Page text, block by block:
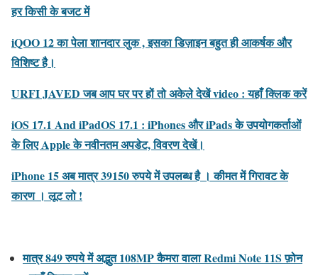
हर किसी के बजट में
iQOO 12 का पेला शानदार लुक , इसका डिज़ाइन बहुत ही आकर्षक और
विशिष्ट है।
URFI JAVED जब आप घर पर हों तो अकेले देखें video : यहाँ क्लिक करें
iOS 17.1 And iPadOS 17.1 : iPhones और iPads के उपयोगकर्ताओं
के लिए Apple के नवीनतम अपडेट, विवरण देखें।
iPhone 15 अब मात्र 39150 रुपये में उपलब्ध है । कीमत में गिरावट के
कारण । लूट लो !
मात्र 849 रुपये में अद्भुत 108MP कैमरा वाला Redmi Note 11S फ़ोन